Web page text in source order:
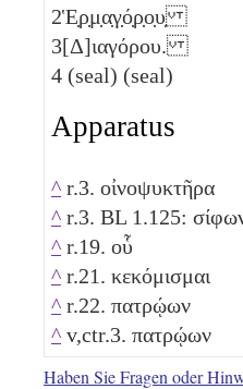
2Ἑ̣ρ̣μ̣α̣γ̣ό̣ρ̣ο̣υ̣
3[Δ]ιαγόρου.
4 (seal) (seal)
Apparatus
^ r.3. οἰνοψυκτῆρα
^ r.3. BL 1.125:
^ r.19. οὗ
^ r.21. κεκόμισμαι
^ r.22. πατρῴων
^ v,ctr.3. πατρῴων
Haben Sie Fragen oder